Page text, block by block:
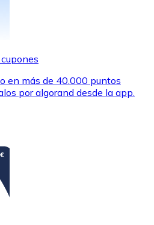
en más de 40.000 puntos
por algorand desde la app.